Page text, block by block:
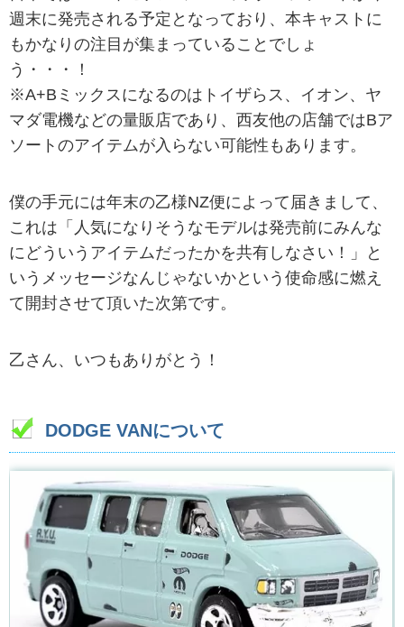
週末に発売される予定となっており、本キャストに
もかなりの注目が集まっていることでしょ
う・・・！
※A+Bミックスになるのはトイザらス、イオン、ヤ
マダ電機などの量販店であり、西友他の店舗ではBア
ソートのアイテムが入らない可能性もあります。
僕の手元には年末の乙様NZ便によって届きまして、
これは「人気になりそうなモデルは発売前にみんな
にどういうアイテムだったかを共有しなさい！」と
いうメッセージなんじゃないかという使命感に燃え
て開封させて頂いた次第です。
乙さん、いつもありがとう！
DODGE VANについて